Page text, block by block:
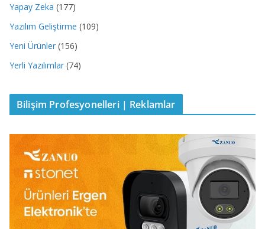
Yapay Zeka (177)
Yazılım Geliştirme (109)
Yeni Ürünler (156)
Yerli Yazılımlar (74)
Bilişim Profesyonelleri | Reklamlar